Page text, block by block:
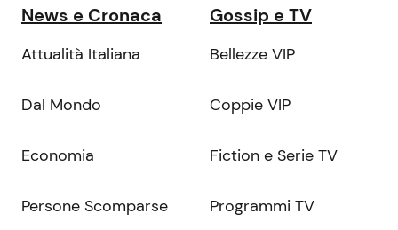
News e Cronaca
Attualità Italiana
Dal Mondo
Economia
Persone Scomparse
Gossip e TV
Bellezze VIP
Coppie VIP
Fiction e Serie TV
Programmi TV